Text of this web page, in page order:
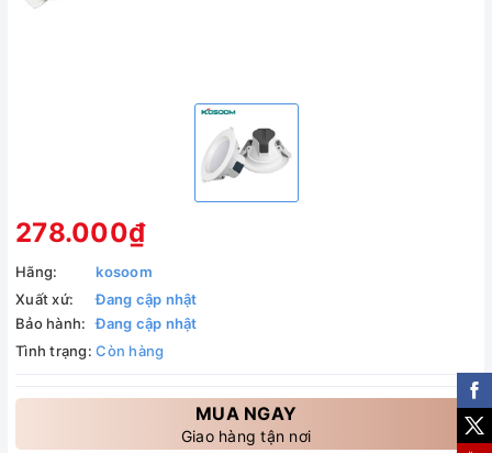
278.000₫
Hãng:
kosoom
Xuất xứ:
Đang cập nhật
Bảo hành:
Đang cập nhật
Tình trạng: Còn hàng
MUA NGAY
Giao hàng tận nơi